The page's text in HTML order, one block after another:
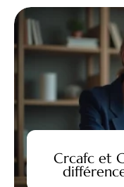
Crcafc et